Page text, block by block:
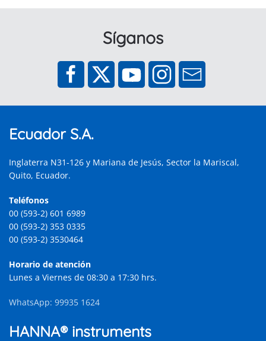
Síganos
Ecuador S.A.
Inglaterra N31-126 y Mariana de Jesús, Sector la Mariscal,
Quito, Ecuador.
Teléfonos
00 (593-2) 601 6989
00 (593-2) 353 0335
00 (593-2) 3530464
Horario de atención
Lunes a Viernes de 08:30 a 17:30 hrs.
WhatsApp: 99935 1624
HANNA® instruments